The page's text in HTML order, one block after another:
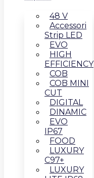
48 V
Accessori
Strip LED
EVO
HIGH
EFFICIENCY
COB
COB MINI
CUT
DIGITAL
DINAMIC
EVO
IP67
FOOD
LUXURY
C97+
LUXURY